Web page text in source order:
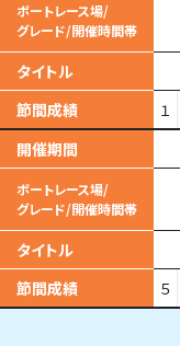
ボートレース場/
グレード/開催時間帯
タイトル
節間成績
１
開催期間
ボートレース場/
グレード/開催時間帯
タイトル
節間成績
５